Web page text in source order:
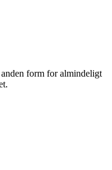
form for almindeligt